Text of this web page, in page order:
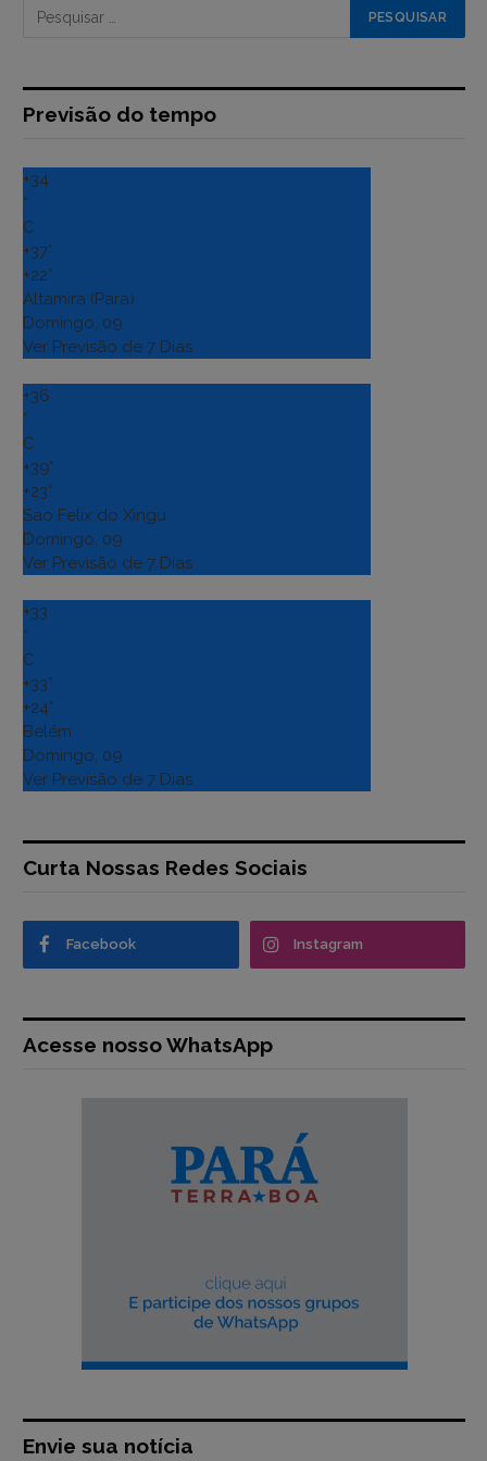
Previsão do tempo
+34
°
C
+37°
+22°
Altamira (Para)
Domingo, 09
Ver Previsão de 7 Dias
+36
°
C
+39°
+23°
Sao Felix do Xingu
Domingo, 09
Ver Previsão de 7 Dias
+33
°
C
+33°
+24°
Belém
Domingo, 09
Ver Previsão de 7 Dias
Curta Nossas Redes Sociais
Facebook Instagram
Acesse nosso WhatsApp
Envie sua notícia